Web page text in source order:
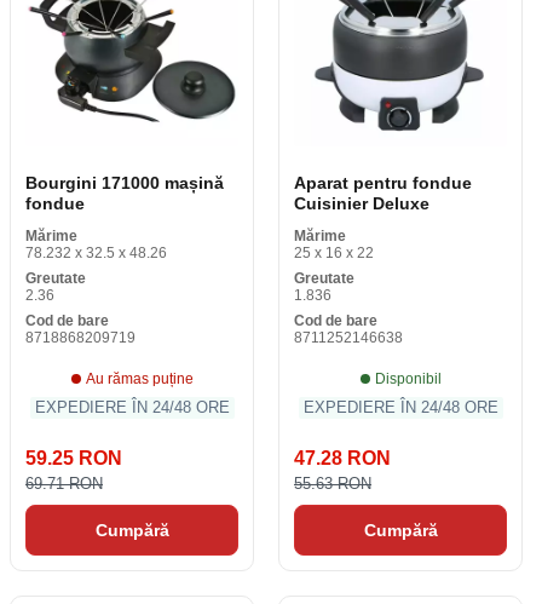
Bourgini 171000 mașină
fondue
Mărime
78.232 x 32.5 x 48.26
Greutate
2.36
Cod de bare
8718868209719
Au rămas puține
EXPEDIERE ÎN 24/48 ORE
59.25 RON
69.71 RON
Cumpără
Aparat pentru fondue
Cuisinier Deluxe
Mărime
25 x 16 x 22
Greutate
1.836
Cod de bare
8711252146638
Disponibil
EXPEDIERE ÎN 24/48 ORE
47.28 RON
55.63 RON
Cumpără